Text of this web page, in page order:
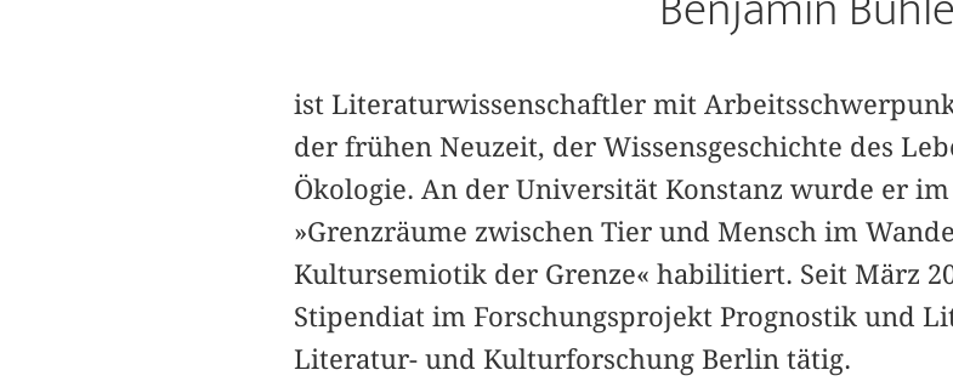
ist Literaturwissenschaftler mit
der frühen Neuzeit, der Wissensgeschichte des
Ökologie. An der Universität Konstanz wurde er
»Grenzräume zwischen Tier und Mensch im
Kultursemiotik der Grenze« habilitiert. Seit März
Stipendiat im Forschungsprojekt Prognostik und
Literatur- und Kulturforschung Berlin tätig.